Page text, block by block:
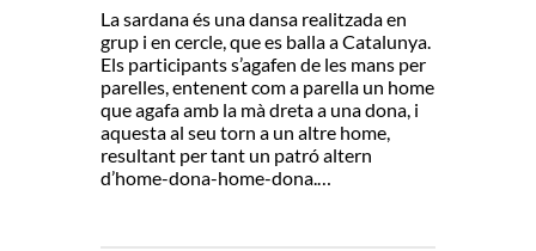
La sardana és una dansa realitzada en
grup i en cercle, que es balla a Catalunya.
Els participants s’agafen de les mans per
parelles, entenent com a parella un home
que agafa amb la mà dreta a una dona, i
aquesta al seu torn a un altre home,
resultant per tant un patró altern
d’home-dona-home-dona.…